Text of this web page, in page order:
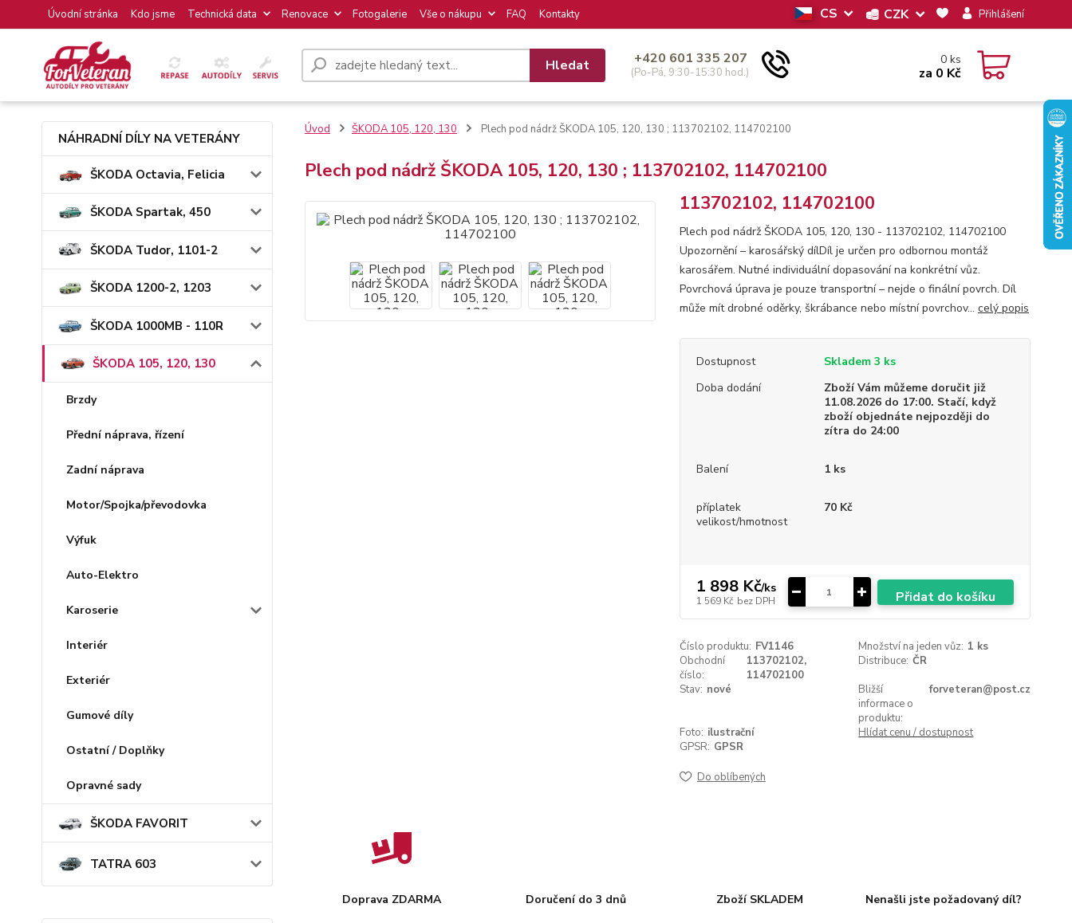
Úvodní stránka Kdo jsme Technická data Renovace Fotogalerie Vše o nákupu FAQ Kontakty CS CZK Přihlášení
Hledat +420 601 335 207
(Po-Pá, 9:30-15:30 hod.)
0 ks
za 0 Kč
NÁHRADNÍ DÍLY NA VETERÁNY
ŠKODA Octavia, Felicia
ŠKODA Spartak, 450
ŠKODA Tudor, 1101-2
ŠKODA 1200-2, 1203
ŠKODA 1000MB - 110R
ŠKODA 105, 120, 130
Brzdy
Přední náprava, řízení
Zadní náprava
Motor/Spojka/převodovka
Výfuk
Auto-Elektro
Karoserie
Interiér
Exteriér
Gumové díly
Ostatní / Doplňky
Opravné sady
ŠKODA FAVORIT
TATRA 603
Úvod ŠKODA 105, 120, 130 Plech pod nádrž ŠKODA 105, 120, 130 ; 113702102, 114702100
Plech pod nádrž ŠKODA 105, 120, 130 ; 113702102, 114702100
113702102, 114702100
Plech pod nádrž ŠKODA 105, 120, 130 - 113702102, 114702100
Upozornění – karosářský dílDíl je určen pro odbornou montáž
karosářem. Nutné individuální dopasování na konkrétní vůz.
Povrchová úprava je pouze transportní – nejde o finální povrch. Díl
může mít drobné oděrky, škrábance nebo místní povrchov... celý popis
Dostupnost
Skladem 3 ks
Doba dodání
Zboží Vám můžeme doručit již
11.08.2026 do 17:00. Stačí, když
zboží objednáte nejpozději do
zítra do 24:00
Balení 1 ks
příplatek
velikost/hmotnost
70 Kč
1 898 Kč/ks
1 569 Kč bez DPH Přidat do košíku
Číslo produktu: FV1146 Množství na jeden vůz: 1 ks
Obchodní
číslo:
113702102,
114702100
Distribuce: ČR
Stav: nové
Bližší
informace o
produktu:
forveteran@post.cz
Foto: ilustrační
Hlídat cenu / dostupnost
GPSR: GPSR
Do oblíbených
Doprava ZDARMA Doručení do 3 dnů Zboží SKLADEM Nenašli jste požadovaný díl?